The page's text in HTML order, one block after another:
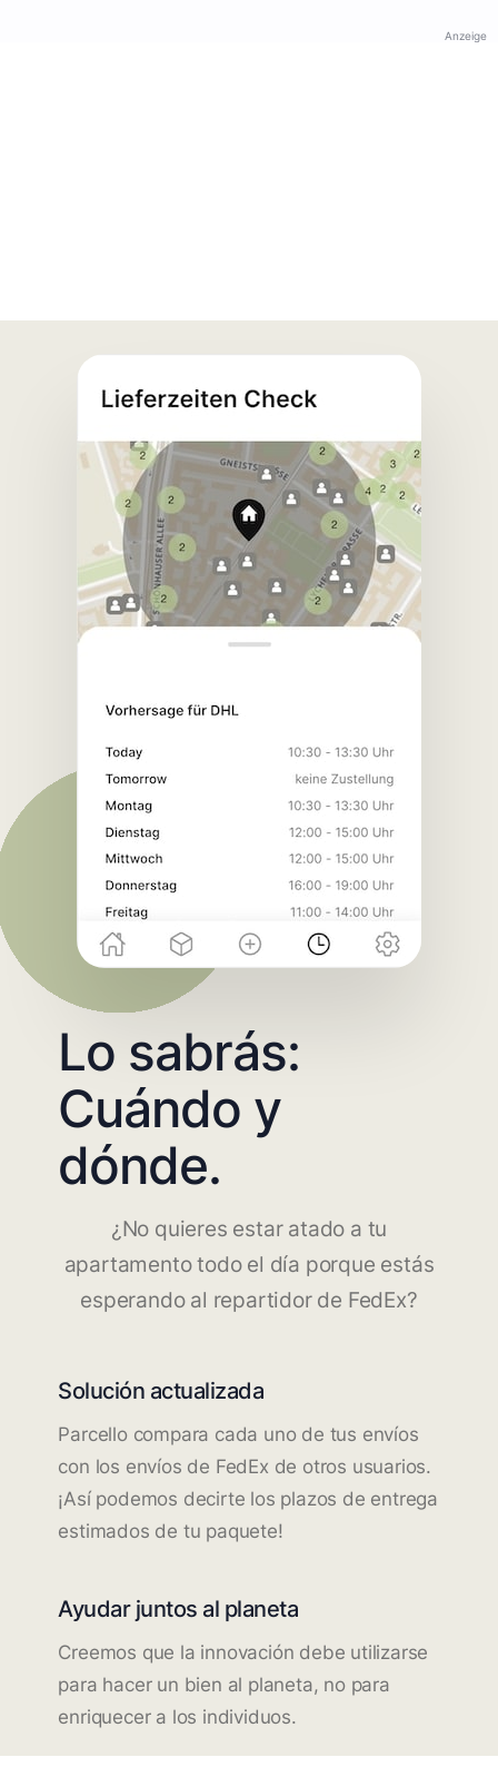
Anzeige
Lo sabrás:
Cuándo y
dónde.
¿No quieres estar atado a tu
apartamento todo el día porque estás
esperando al repartidor de FedEx?
Solución actualizada
Parcello compara cada uno de tus envíos
con los envíos de FedEx de otros usuarios.
¡Así podemos decirte los plazos de entrega
estimados de tu paquete!
Ayudar juntos al planeta
Creemos que la innovación debe utilizarse
para hacer un bien al planeta, no para
enriquecer a los individuos.